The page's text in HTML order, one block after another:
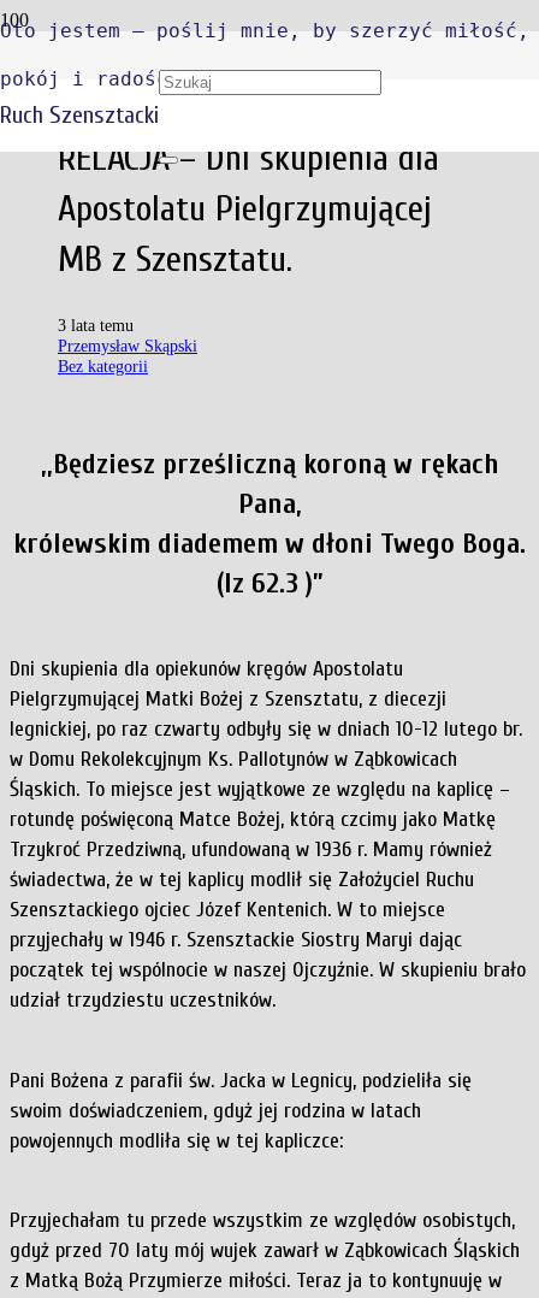
Oto jestem – poślij mnie, by szerzyć miłość,
pokój i radość
Ruch Szensztacki
RELACJA – Dni skupienia dla
Apostolatu Pielgrzymującej
MB z Szensztatu.
3 lata temu
Przemysław Skąpski
Bez kategorii
,,Będziesz prześliczną koroną w rękach
Pana,
królewskim diademem w dłoni Twego Boga.
(Iz 62.3 )”
Dni skupienia dla opiekunów kręgów Apostolatu
Pielgrzymującej Matki Bożej z Szensztatu, z diecezji
legnickiej, po raz czwarty odbyły się w dniach 10-12 lutego br.
w Domu Rekolekcyjnym Ks. Pallotynów w Ząbkowicach
Śląskich. To miejsce jest wyjątkowe ze względu na kaplicę –
rotundę poświęconą Matce Bożej, którą czcimy jako Matkę
Trzykroć Przedziwną, ufundowaną w 1936 r. Mamy również
świadectwa, że w tej kaplicy modlił się Założyciel Ruchu
Szensztackiego ojciec Józef Kentenich. W to miejsce
przyjechały w 1946 r. Szensztackie Siostry Maryi dając
początek tej wspólnocie w naszej Ojczyźnie. W skupieniu brało
udział trzydziestu uczestników.
Pani Bożena z parafii św. Jacka w Legnicy, podzieliła się
swoim doświadczeniem, gdyż jej rodzina w latach
powojennych modliła się w tej kapliczce:
Przyjechałam tu przede wszystkim ze względów osobistych,
gdyż przed 70 laty mój wujek zawarł w Ząbkowicach Śląskich
z Matką Bożą Przymierze miłości. Teraz ja to kontynuuję w